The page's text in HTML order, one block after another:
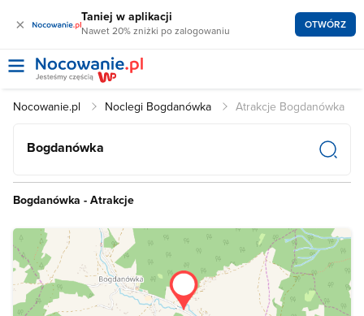
× Taniej w aplikacji
Nawet 20% zniżki po zalogowaniu OTWÓRZ
Nocowanie.pl Noclegi Bogdanówka Atrakcje Bogdanówka
Bogdanówka
Bogdanówka - Atrakcje